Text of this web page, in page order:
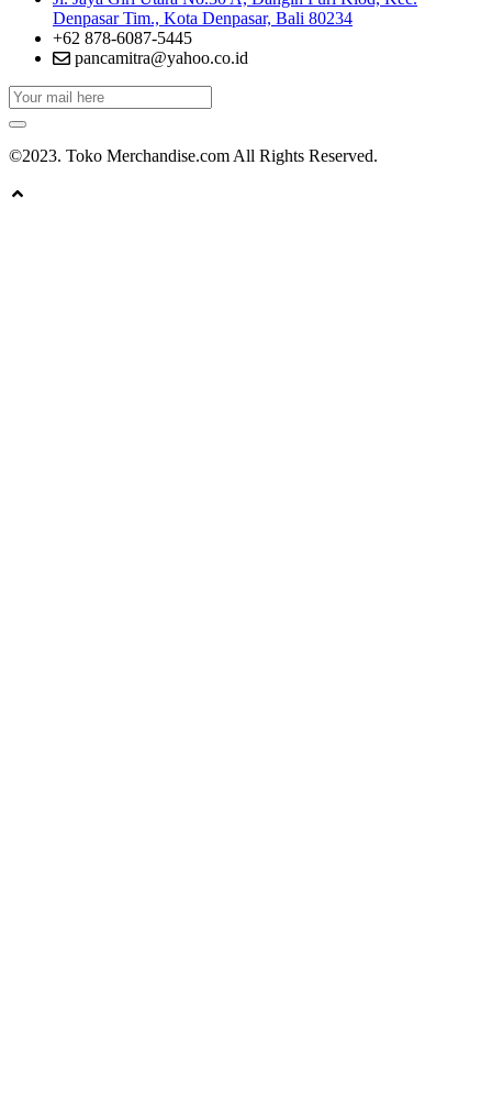
Denpasar Tim., Kota Denpasar, Bali 80234
+62 878-6087-5445
pancamitra@yahoo.co.id
©2023. Toko Merchandise.com All Rights Reserved.